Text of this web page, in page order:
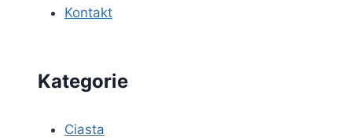
Kontakt
Kategorie
Ciasta